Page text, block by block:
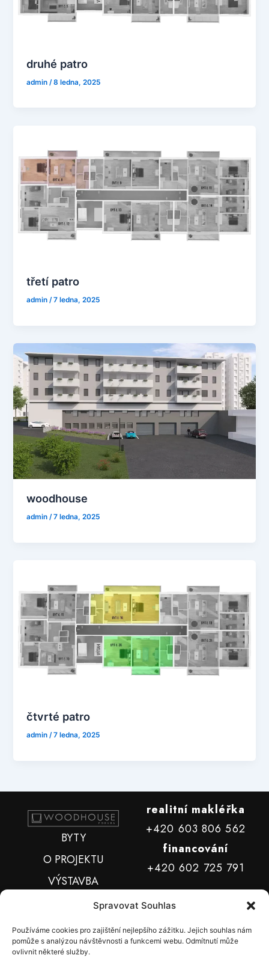
Spravovat Souhlas
Používáme cookies pro zajištění nejlepšího zážitku. Jejich souhlas nám
pomůže s analýzou návštěvnosti a funkcemi webu. Odmítnutí může
ovlivnit některé služby.
druhé patro
admin /8 ledna, 2025
třetí patro
admin/7 ledna, 2025
woodhouse
admin/7 ledna, 2025
čtvrté patro
admin/7 ledna, 2025
BYTY
O PROJEKTU
VÝSTAVBA
LOKALITA
FINANCOVÁNÍ
KONTAKTY
realitní makléřka
+420 603 806 562
financování
+420 602 725 791